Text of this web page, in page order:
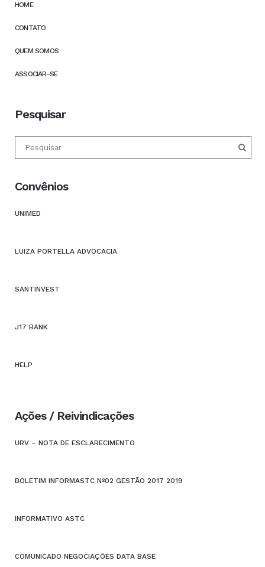
HOME
CONTATO
QUEM SOMOS
ASSOCIAR-SE
Pesquisar
Convênios
UNIMED
LUIZA PORTELLA ADVOCACIA
SANTINVEST
J17 BANK
HELP
Ações / Reivindicações
URV – NOTA DE ESCLARECIMENTO
BOLETIM INFORMASTC Nº02 GESTÃO 2017 2019
INFORMATIVO ASTC
COMUNICADO NEGOCIAÇÕES DATA BASE